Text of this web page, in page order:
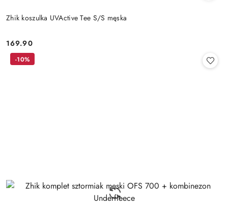
Zhik koszulka UVActive Tee S/S męska
Cena:
169.90
-10%